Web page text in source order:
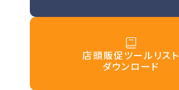
店頭販促ツールリスト
ダウンロード